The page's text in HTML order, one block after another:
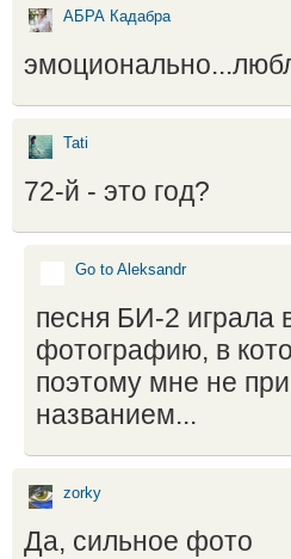
АБРА Кадабра
Tati
72-й - это год?
Go to Aleksandr
песня БИ-2 играла
фотографию, в
поэтому мне не
названием...
zorky
Да, сильное фото